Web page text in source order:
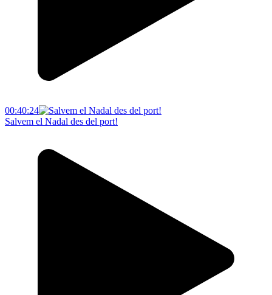
00:40:24
Salvem el Nadal des del port!